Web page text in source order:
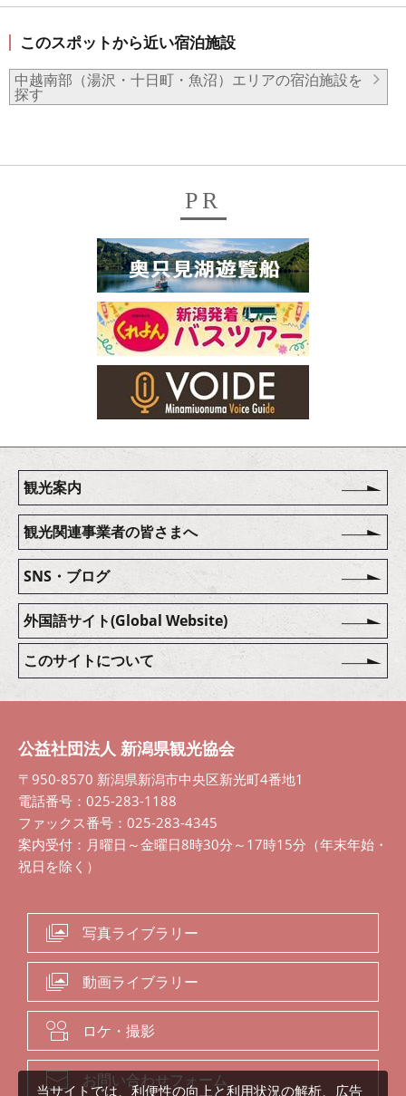
このスポットから近い宿泊施設
中越南部（湯沢・十日町・魚沼）エリアの宿泊施設を
探す
PR
観光案内
観光関連事業者の皆さまへ
SNS・ブログ
外国語サイト(Global Website)
このサイトについて
公益社団法人 新潟県観光協会
〒950-8570 新潟県新潟市中央区新光町4番地1
電話番号：025-283-1188
ファックス番号：025-283-4345
案内受付：月曜日～金曜日8時30分～17時15分（年末年始・
祝日を除く）
写真ライブラリー
動画ライブラリー
ロケ・撮影
お問い合わせフォーム
当サイトでは、利便性の向上と利用状況の解析、広告